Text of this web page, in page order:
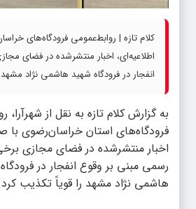
کلام تازه | روابط‌عمومی فرودگاه‌های
اطلاعیه‌ای، اخبار منتشرشده در فضای
انفجار در فرودگاه شهید هاشمی نژاد
به گزارش کلام تازه به نقل از شهرآرا،
فرودگاه‌های استان خراسان‌رضوی با
اخبار منتشرشده در فضای مجازی
رسمی مبنی بر وقوع انفجار در
هاشمی نژاد مشهد را قویاً تکذیب